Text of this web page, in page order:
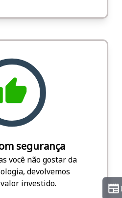
segurança
você não gostar da
devolvemos
valor investido.